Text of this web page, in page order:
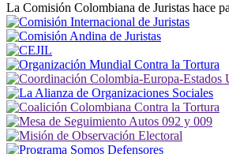
La Comisión Colombiana de Juristas hace